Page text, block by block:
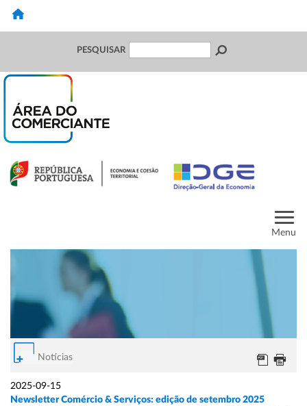
PESQUISAR
Menu
Notícias
2025-09-15
Newsletter Comércio & Serviços: edição de setembro 2025